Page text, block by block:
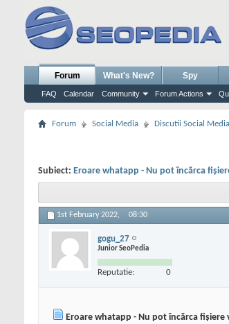
Forum
FAQ Calendar Community Forum Actions
What's New? Spy
Forum Social Media Discutii Social Media
Subiect: Eroare whatapp - Nu pot încărca
1st February 2022, 08:30
gogu_27
Junior SeoPedia
Reputatie: 0
Eroare whatapp - Nu pot încărca fișiere